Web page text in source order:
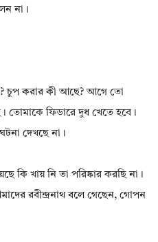
না।
চুপ করার কী আছে? আগে তো
তোমাকে ফিডারে দুধ খেতে হবে।
দেখছে না।
কি খায় নি তা পরিষ্কার করছি না।
রবীন্দ্রনাথ বলে গেছেন, গোপন